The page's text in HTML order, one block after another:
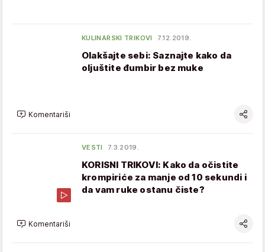
KULINARSKI TRIKOVI 7.12.2019.
Olakšajte sebi: Saznajte kako da
oljuštite đumbir bez muke
Komentariši
VESTI 7.3.2019.
KORISNI TRIKOVI: Kako da očistite
krompiriće za manje od 10 sekundi i
da vam ruke ostanu čiste?
Komentariši